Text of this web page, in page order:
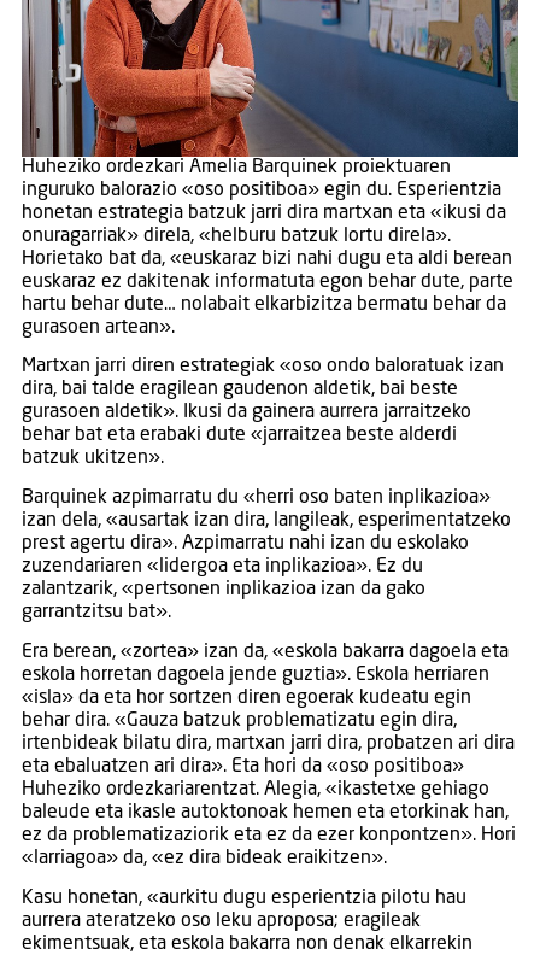
Huheziko ordezkari Amelia Barquinek proiektuaren
inguruko balorazio «oso positiboa» egin du. Esperientzia
honetan estrategia batzuk jarri dira martxan eta «ikusi da
onuragarriak» direla, «helburu batzuk lortu direla».
Horietako bat da, «euskaraz bizi nahi dugu eta aldi berean
euskaraz ez dakitenak informatuta egon behar dute, parte
hartu behar dute… nolabait elkarbizitza bermatu behar da
gurasoen artean».
Martxan jarri diren estrategiak «oso ondo baloratuak izan
dira, bai talde eragilean gaudenon aldetik, bai beste
gurasoen aldetik». Ikusi da gainera aurrera jarraitzeko
behar bat eta erabaki dute «jarraitzea beste alderdi
batzuk ukitzen».
Barquinek azpimarratu du «herri oso baten inplikazioa»
izan dela, «ausartak izan dira, langileak, esperimentatzeko
prest agertu dira». Azpimarratu nahi izan du eskolako
zuzendariaren «lidergoa eta inplikazioa». Ez du
zalantzarik, «pertsonen inplikazioa izan da gako
garrantzitsu bat».
Era berean, «zortea» izan da, «eskola bakarra dagoela eta
eskola horretan dagoela jende guztia». Eskola herriaren
«isla» da eta hor sortzen diren egoerak kudeatu egin
behar dira. «Gauza batzuk problematizatu egin dira,
irtenbideak bilatu dira, martxan jarri dira, probatzen ari dira
eta ebaluatzen ari dira». Eta hori da «oso positiboa»
Huheziko ordezkariarentzat. Alegia, «ikastetxe gehiago
baleude eta ikasle autoktonoak hemen eta etorkinak han,
ez da problematizaziorik eta ez da ezer konpontzen». Hori
«larriagoa» da, «ez dira bideak eraikitzen».
Kasu honetan, «aurkitu dugu esperientzia pilotu hau
aurrera ateratzeko oso leku aproposa; eragileak
ekimentsuak, eta eskola bakarra non denak elkarrekin